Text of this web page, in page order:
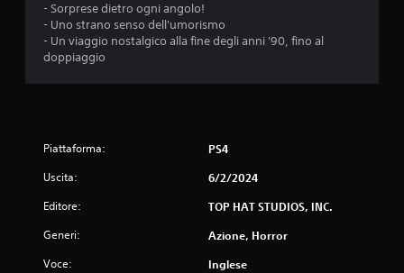
l
c
- Sorprese dietro ogni angolo!
- Uno strano senso dell'umorismo
- Un viaggio nostalgico alla fine degli anni '90, fino al
doppiaggio
Piattaforma: PS4
Uscita: 6/2/2024
Editore: TOP HAT STUDIOS, INC.
Generi: Azione, Horror
Voce: Inglese